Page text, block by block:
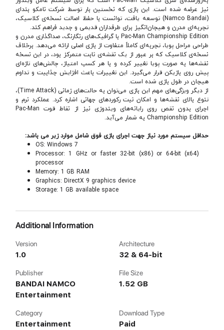
نیز عرضه شده است. این بازی که نخستین بار توسط شرکت نامکو بندای
(Namco Bandai) توسعه یافت، توانست با حفظ اصالت نسخه‌ی کلاسیک،
تجربه‌ای مدرن و هیجان‌انگیز برای طرفداران قدیمی و جدید فراهم کند.
Pac-Man Championship Edition با گرافیک‌های رنگارنگ، صداگذاری مدرن و
طراحی مراحل پویا، تجربه‌ای کاملاً متفاوت از بازی اصلی ارائه می‌دهد. برخلاف
نسخه‌ی کلاسیک که بر عبور از یک نقشه‌ی ثابت متمرکز بود، در این نسخه
نقشه‌ها به صورت پویا تغییر کرده و با هر کسب امتیاز، چالش‌های تازه‌ای
پیش روی بازیکن قرار می‌گیرد. این تغییرات باعث افزایش جذابیت و تداوم
هیجان در طول بازی شده است.
از دیگر ویژگی‌های مهم این بازی می‌توان به حالت‌های زمانی (Time Attack)،
تنوع بالای نقشه‌ها و امکان ثبت رکوردهای جهانی اشاره کرد. عملکرد نرم و
اجرای بدون نقص روی رایانه‌های ویندوزی نیز از نقاط قوت Pac-Man
Championship Edition به شمار می‌آید.
حداقل سیستم مورد نیاز جهت اجرای بازی فوق شامل موارد زیر می باشد:
OS: Windows 7
Processor: 1 GHz or faster 32-bit (x86) or 64-bit (x64)
processor
Memory: 1 GB RAM
Graphics: DirectX 9 graphics device
Storage: 1 GB available space
Additional Information
Version
1.0
Architecture
32 & 64-bit
Publisher
BANDAI NAMCO
Entertainment
File Size
1.52 GB
Category
Entertainment
Download Type
Paid